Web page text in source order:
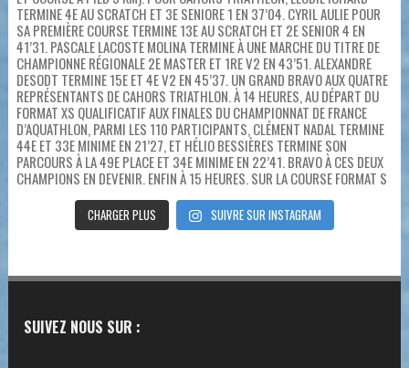
CHARGER PLUS SUIVRE SUR INSTAGRAM
SUIVEZ NOUS SUR :